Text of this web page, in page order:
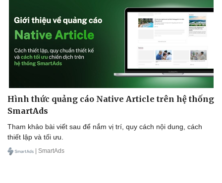
Hình thức quảng cáo Native Article trên hệ thống
SmartAds
Tham khảo bài viết sau để nắm vị trí, quy cách nội dung, cách
thiết lập và tối ưu.
| SmartAds